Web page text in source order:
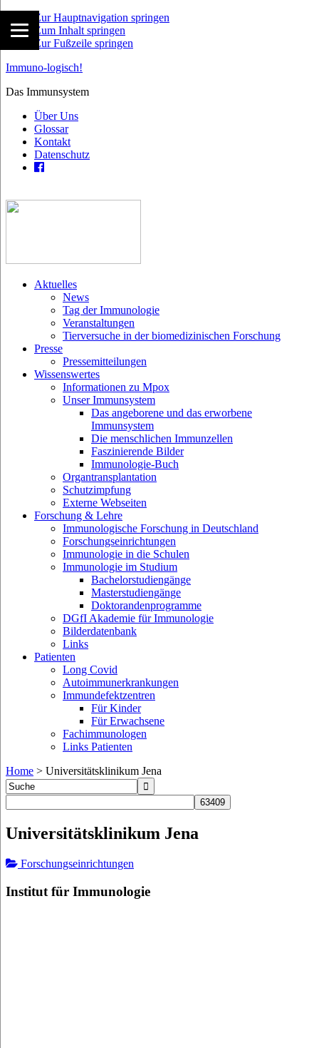
Zur Hauptnavigation springen
Zum Inhalt springen
Zur Fußzeile springen
Immuno-logisch!
Das Immunsystem
Über Uns
Glossar
Kontakt
Datenschutz
Aktuelles
News
Tag der Immunologie
Veranstaltungen
Tierversuche in der biomedizinischen Forschung
Presse
Pressemitteilungen
Wissenswertes
Informationen zu Mpox
Unser Immunsystem
Das angeborene und das erworbene
Immunsystem
Die menschlichen Immunzellen
Faszinierende Bilder
Immunologie-Buch
Organtransplantation
Schutzimpfung
Externe Webseiten
Forschung & Lehre
Immunologische Forschung in Deutschland
Forschungseinrichtungen
Immunologie in die Schulen
Immunologie im Studium
Bachelorstudiengänge
Masterstudiengänge
Doktorandenprogramme
DGfI Akademie für Immunologie
Bilderdatenbank
Links
Patienten
Long Covid
Autoimmunerkrankungen
Immundefektzentren
Für Kinder
Für Erwachsene
Fachimmunologen
Links Patienten
Home > Universitätsklinikum Jena
Universitätsklinikum Jena
Forschungseinrichtungen
Institut für Immunologie